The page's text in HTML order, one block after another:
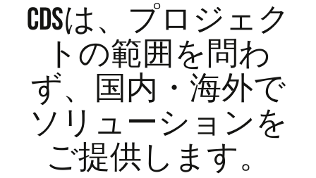
CDSは、プロジェク
トの範囲を問わ
ず、国内・海外で
ソリューションを
ご提供します。